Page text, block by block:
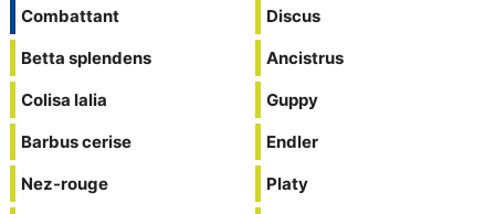
Combattant
Betta splendens
Colisa lalia
Barbus cerise
Nez-rouge
Discus
Ancistrus
Guppy
Endler
Platy